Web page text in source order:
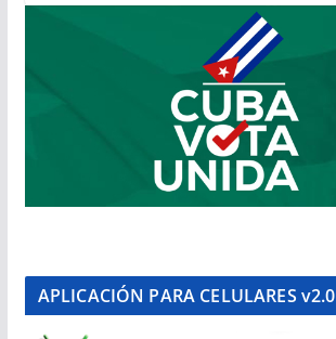
APLICACIÓN PARA CELULARES v2.0